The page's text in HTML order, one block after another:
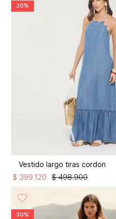
20%
Vestido largo tiras cordon
$ 498.900
$ 399.120
30%